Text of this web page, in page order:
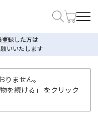
録した方は
いいたします
ません。
を続ける」 をクリック